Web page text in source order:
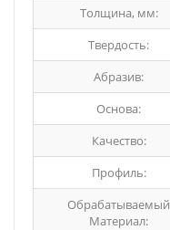
Толщина, мм:
Твердость:
Абразив:
Основа:
Качество:
Профиль:
Обрабатываемый
Материал: